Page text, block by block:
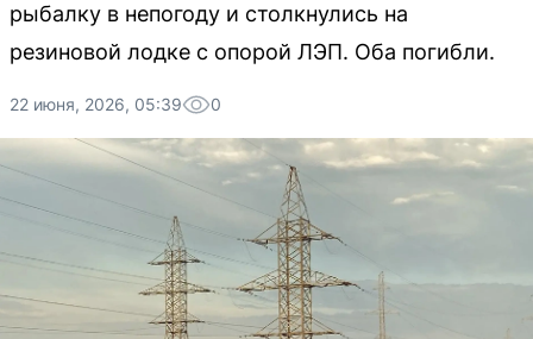
рыбалку в непогоду и столкнулись на
резиновой лодке с опорой ЛЭП. Оба погибли.
22 июня, 2026, 05:39 0